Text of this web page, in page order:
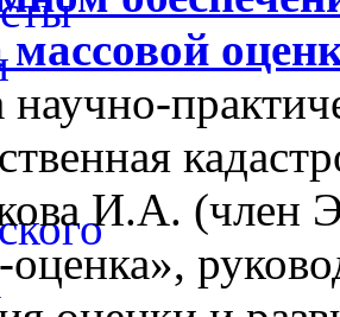
массовой
И.А. (член
оценка»,